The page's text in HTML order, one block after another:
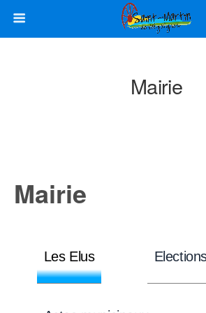
Mairie
Mairie
Les Elus